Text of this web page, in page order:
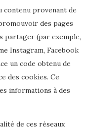
contenu provenant de
des pages
partager (par exemple,
Instagram, Facebook
un code obtenu de
des cookies. Ce
informations à des
de ces réseaux